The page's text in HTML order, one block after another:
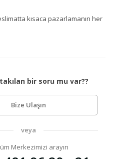
kısaca pazarlamanın her
takılan bir soru mu var??
Bize Ulaşın
veya
Merkezimizi arayın